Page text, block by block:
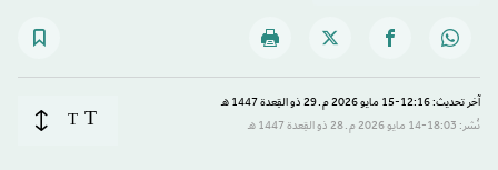
آخر تحديث: 12:16-15 مايو 2026 م ـ 29 ذو القِعدة 1447 هـ
نُشر: 18:03-14 مايو 2026 م ـ 28 ذو القِعدة 1447 هـ
T
T